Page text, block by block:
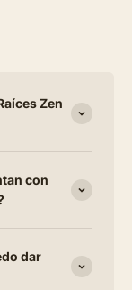
Zen
con
dar